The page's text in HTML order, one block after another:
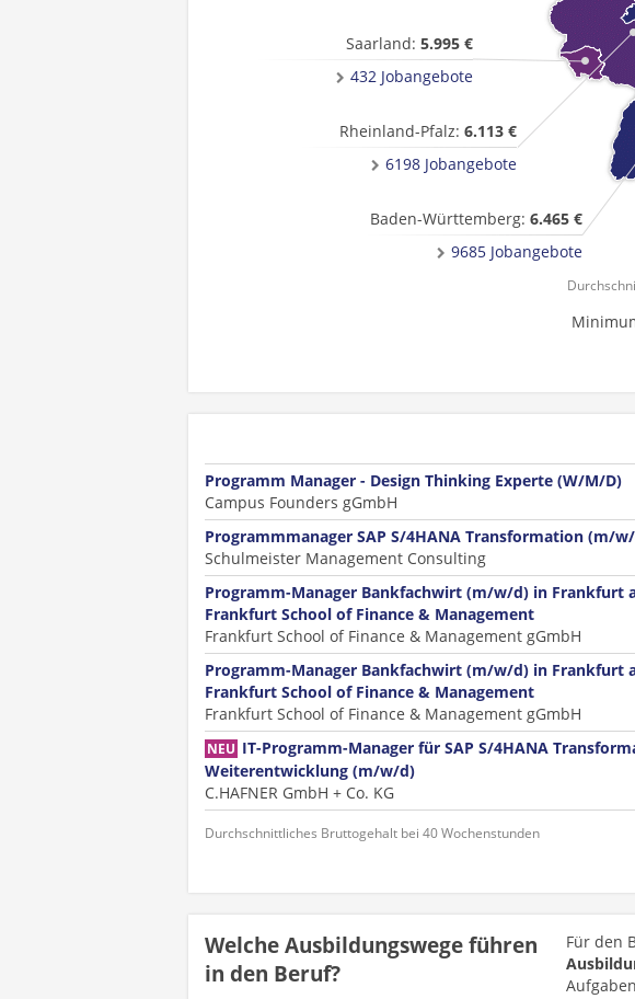
Baden-Württemberg: 6.465 €
9685 Jobangebote
Rheinland-Pfalz: 6.113 €
6198 Jobangebote
Saarland: 5.995 €
432 Jobangebote
Programm Manager - Design Thinking Experte (W/M/D)
Campus Founders gGmbH
Programmmanager SAP S/4HANA Transformation (m/
Schulmeister Management Consulting
Programm-Manager Bankfachwirt (m/w/d) in Frankfurt
Frankfurt School of Finance & Management
Frankfurt School of Finance & Management gGmbH
Programm-Manager Bankfachwirt (m/w/d) in Frankfurt
Frankfurt School of Finance & Management
Frankfurt School of Finance & Management gGmbH
NEU IT-Programm-Manager für SAP S/4HANA
Weiterentwicklung (m/w/d)
C.HAFNER GmbH + Co. KG
Durchschnittliches Bruttogehalt bei 40 Wochenstunden
Welche Ausbildungswege führen
in den Beruf?
Für den